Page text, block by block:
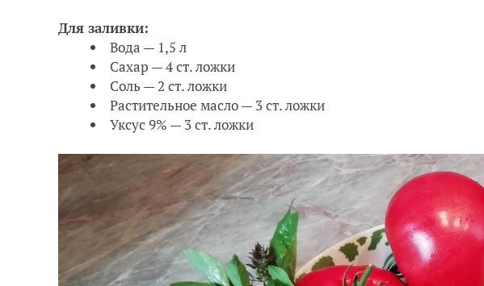
Для заливки:
Вода — 1,5 л
Сахар — 4 ст. ложки
Соль — 2 ст. ложки
Растительное масло — 3 ст. ложки
Уксус 9% — 3 ст. ложки